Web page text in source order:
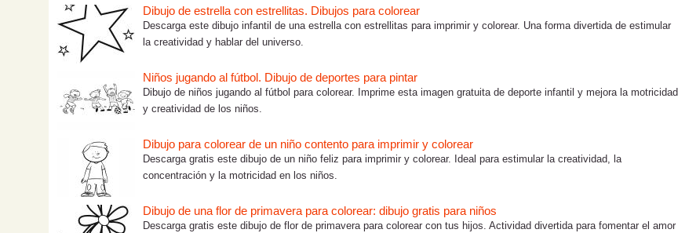
Dibujo de estrella con estrellitas. Dibujos para colorear
Descarga este dibujo infantil de una estrella con estrellitas para imprimir y colorear. Una forma divertida de estimular
la creatividad y hablar del universo.
Niños jugando al fútbol. Dibujo de deportes para pintar
Dibujo de niños jugando al fútbol para colorear. Imprime esta imagen gratuita de deporte infantil y mejora la motricidad
y creatividad de los niños.
Dibujo para colorear de un niño contento para imprimir y colorear
Descarga gratis este dibujo de un niño feliz para imprimir y colorear. Ideal para estimular la creatividad, la
concentración y la motricidad en los niños.
Dibujo de una flor de primavera para colorear: dibujo gratis para niños
Descarga gratis este dibujo de flor de primavera para colorear con tus hijos. Actividad divertida para fomentar el amor